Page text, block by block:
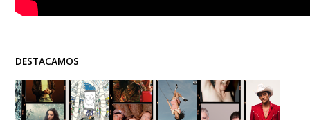
DESTACAMOS